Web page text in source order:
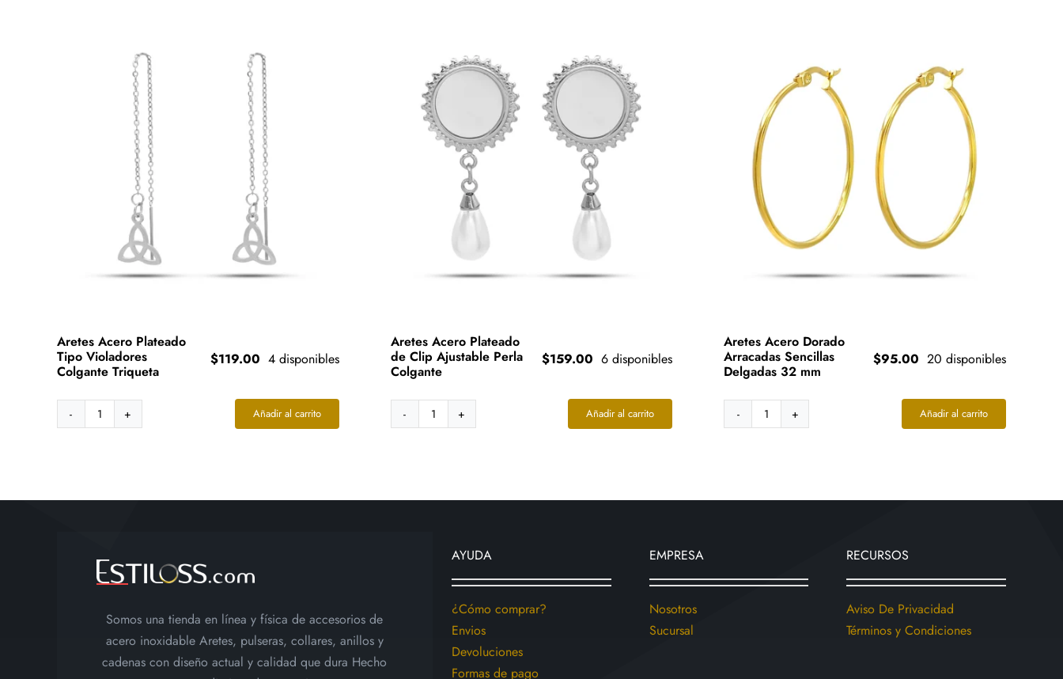
Aretes Acero Plateado
Tipo Violadores
Colgante Triqueta
$119.00 4 disponibles
Aretes
Añadir al carrito
Aretes Acero Plateado
de Clip Ajustable Perla
Colgante
$159.00 6 disponibles
Aretes
Colgante
Añadir al carrito
Aretes Acero Dorado
Arracadas Sencillas
Delgadas 32 mm
$95.00 20 disponibles
Aretes
Añadir al carrito
Somos una tienda en línea y física de accesorios de
acero inoxidable Aretes, pulseras, collares, anillos y
cadenas con diseño actual y calidad que dura Hecho
AYUDA
¿Cómo comprar?
Envios
Devoluciones
Formas de pago
EMPRESA
Nosotros
Sucursal
RECURSOS
Aviso De Privacidad
Términos y Condiciones